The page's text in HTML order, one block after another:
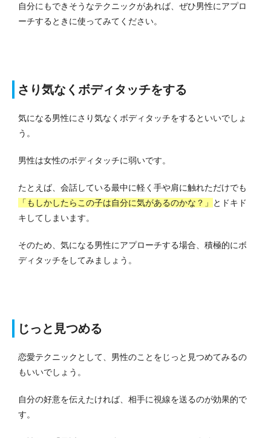
自分にもできそうなテクニックがあれば、ぜひ男性にアプロ
ーチするときに使ってみてください。
さり気なくボディタッチをする
気になる男性にさり気なくボディタッチをするといいでしょ
う。
男性は女性のボディタッチに弱いです。
たとえば、会話している最中に軽く手や肩に触れただけでも
「もしかしたらこの子は自分に気があるのかな？」
とドキド
キしてしまいます。
そのため、気になる男性にアプローチする場合、積極的にボ
ディタッチをしてみましょう。
じっと見つめる
恋愛テクニックとして、男性のことをじっと見つめてみるの
もいいでしょう。
自分の好意を伝えたければ、相手に視線を送るのが効果的で
す。